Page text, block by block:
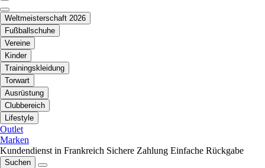
Weltmeisterschaft 2026
Fußballschuhe
Vereine
Kinder
Trainingskleidung
Torwart
Ausrüstung
Clubbereich
Lifestyle
Outlet
Marken
Kundendienst in Frankreich Sichere Zahlung Einfache Rückgabe
Suchen